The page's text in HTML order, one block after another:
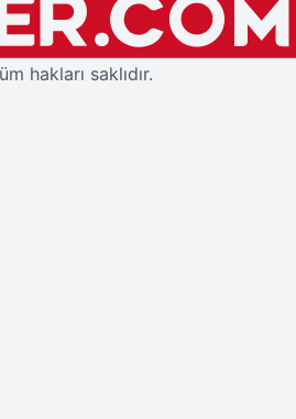
hakları saklıdır.